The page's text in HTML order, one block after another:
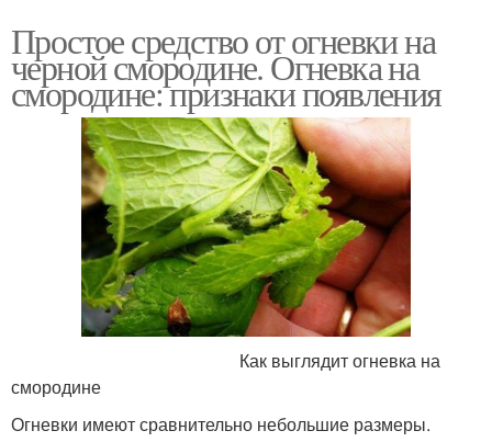
Простое средство от огневки на
черной смородине. Огневка на
смородине: признаки появления
Как выглядит огневка на
смородине
Огневки имеют сравнительно небольшие размеры.